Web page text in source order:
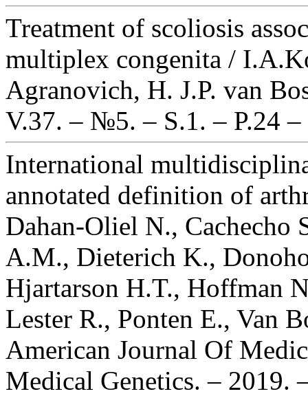
Treatment of scoliosis
multiplex congenita /
Agranovich, H. J.P. van
V.37. – №5. – S.1. – P.24 –
International
annotated definition of
Dahan-Oliel N., Cachecho
A.M., Dieterich K.,
Hjartarson H.T., Hoffman
Lester R., Ponten E., Van
American Journal Of
Medical Genetics. –